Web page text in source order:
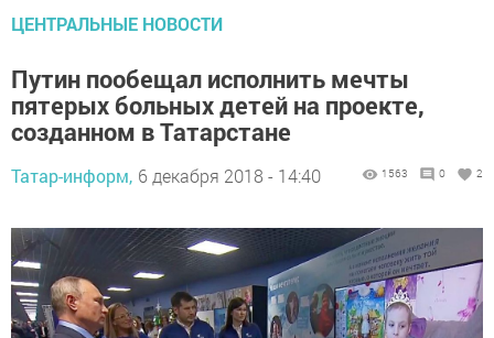
ЦЕНТРАЛЬНЫЕ НОВОСТИ
Путин пообещал исполнить мечты
пятерых больных детей на проекте,
созданном в Татарстане
Татар-информ, 6 декабря 2018 - 14:40 1563 0 2